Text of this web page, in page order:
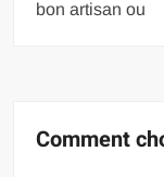
bon artisan ou
Comment